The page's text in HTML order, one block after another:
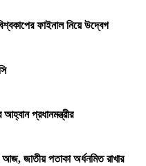
ফাইনাল নিয়ে উদ্বেগ
আহ্বান প্রধানমন্ত্রীর
আজ, জাতীয় পতাকা অর্ধনমিত রাখার